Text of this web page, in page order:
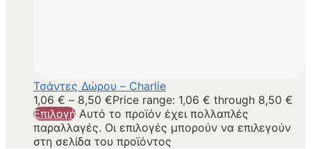
Τσάντες Δώρου – Charlie
1,06 € – 8,50 €Price range: 1,06 € through 8,50 €
Επιλογή Αυτό το προϊόν έχει πολλαπλές
παραλλαγές. Οι επιλογές μπορούν να επιλεγούν
στη σελίδα του προϊόντος